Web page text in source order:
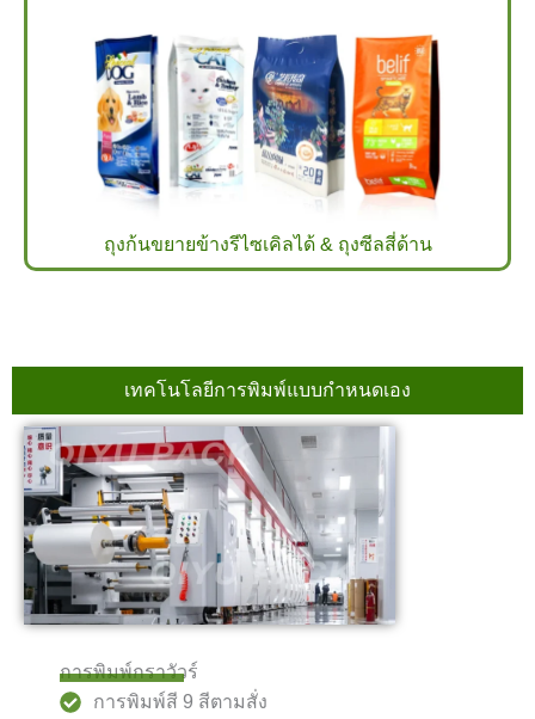
ถุงก้นขยายข้างรีไซเคิลได้ & ถุงซีลสี่ด้าน
เทคโนโลยีการพิมพ์แบบกำหนดเอง
การพิมพ์กราวัวร์
การพิมพ์สี 9 สีตามสั่ง